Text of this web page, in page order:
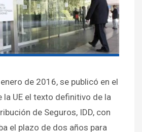
de 2016, se publicó en el
la UE el texto definitivo de la
de Seguros, IDD, con
el plazo de dos años para